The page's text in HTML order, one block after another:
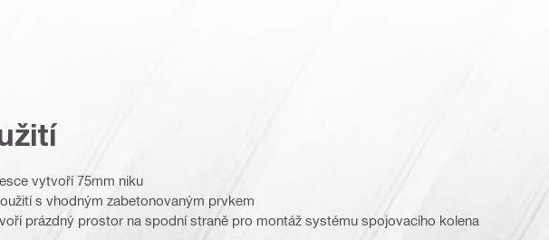
vytvoří 75mm niku
s vhodným zabetonovaným prvkem
prázdný prostor na spodní straně pro montáž systému spojovacího kolena